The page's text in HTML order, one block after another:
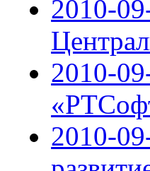
2010-
2010-
2010-